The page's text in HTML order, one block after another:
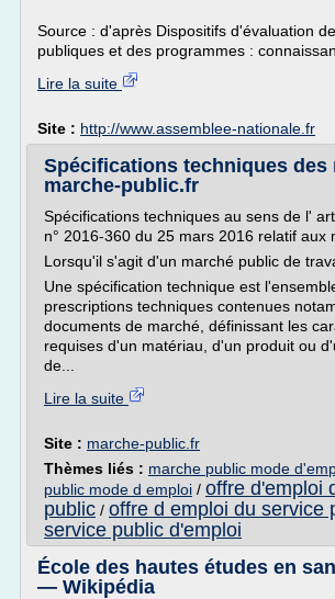
Source : d'après Dispositifs d'évaluation
publiques et des programmes :
Lire la suite
Site : http://www.assemblee-nationale.fr
Spécifications techniques des
marche-public.fr
Spécifications techniques au sens de l'
n° 2016-360 du 25 mars 2016 relatif aux
Lorsqu'il s'agit d'un marché public de
Une spécification technique est
prescriptions techniques contenues
documents de marché, définissant les
requises d'un matériau, d'un produit ou
de...
Lire la suite
Site : marche-public.fr
Thèmes liés : marche public mode
public mode d emploi / offre d'emploi
public / offre d emploi du service
service public d'emploi
École des hautes études en
— Wikipédia